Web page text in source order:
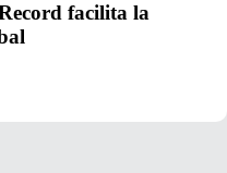
facilita la